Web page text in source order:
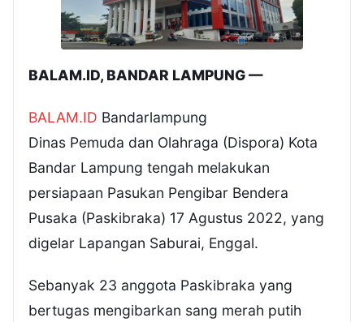
BALAM.ID, BANDAR LAMPUNG —
BALAM.ID Bandarlampung
Dinas Pemuda dan Olahraga (Dispora) Kota
Bandar Lampung tengah melakukan
persiapaan Pasukan Pengibar Bendera
Pusaka (Paskibraka) 17 Agustus 2022, yang
digelar Lapangan Saburai, Enggal.
Sebanyak 23 anggota Paskibraka yang
bertugas mengibarkan sang merah putih